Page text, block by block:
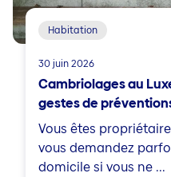
Habitation
30 juin 2026
Cambriolages au
gestes de
Vous êtes
vous demandez
domicile si vous ne ...